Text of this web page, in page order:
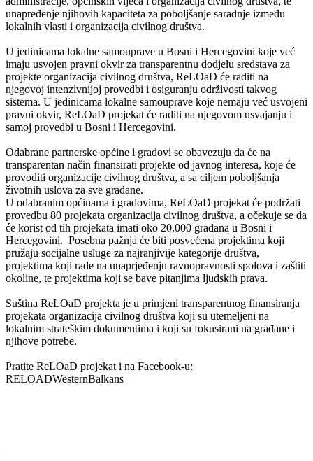
unapređenje njihovih kapaciteta za poboljšanje saradnje između
lokalnih vlasti i organizacija civilnog društva.
U jedinicama lokalne samouprave u Bosni i Hercegovini koje već
imaju usvojen pravni okvir za transparentnu dodjelu sredstava za
projekte organizacija civilnog društva, ReLOaD će raditi na
njegovoj intenzivnijoj provedbi i osiguranju održivosti takvog
sistema. U jedinicama lokalne samouprave koje nemaju već usvojeni
pravni okvir, ReLOaD projekat će raditi na njegovom usvajanju i
samoj provedbi u Bosni i Hercegovini.
Odabrane partnerske općine i gradovi se obavezuju da će na
transparentan način finansirati projekte od javnog interesa, koje će
provoditi organizacije civilnog društva, a sa ciljem poboljšanja
životnih uslova za sve građane.
U odabranim općinama i gradovima, ReLOaD projekat će podržati
provedbu 80 projekata organizacija civilnog društva, a očekuje se da
će korist od tih projekata imati oko 20.000 građana u Bosni i
Hercegovini. Posebna pažnja će biti posvećena projektima koji
pružaju socijalne usluge za najranjivije kategorije društva,
projektima koji rade na unaprjeđenju ravnopravnosti spolova i zaštiti
okoline, te projektima koji se bave pitanjima ljudskih prava.
Suština ReLOaD projekta je u primjeni transparentnog finansiranja
projekata organizacija civilnog društva koji su utemeljeni na
lokalnim strateškim dokumentima i koji su fokusirani na građane i
njihove potrebe.
Pratite ReLOaD projekat i na Facebook-u:
RELOADWesternBalkans